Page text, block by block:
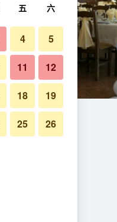
五 六
4 5
11 12
18 19
25 26